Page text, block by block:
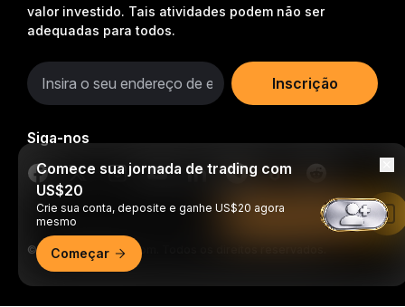
valor investido. Tais atividades podem não ser
adequadas para todos.
Inscrição
Siga-nos
© 2018-2026 Bybit.com. Todos os direitos reservados.
Comece sua jornada de trading com
US$20
Crie sua conta, deposite e ganhe US$20 agora
mesmo
Começar
Leia no app da Bybit